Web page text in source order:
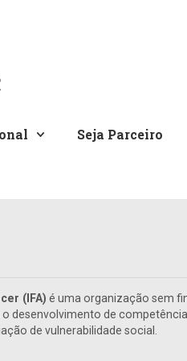
Seja Parceiro
(IFA) é uma organização sem
desenvolvimento de
de vulnerabilidade social.